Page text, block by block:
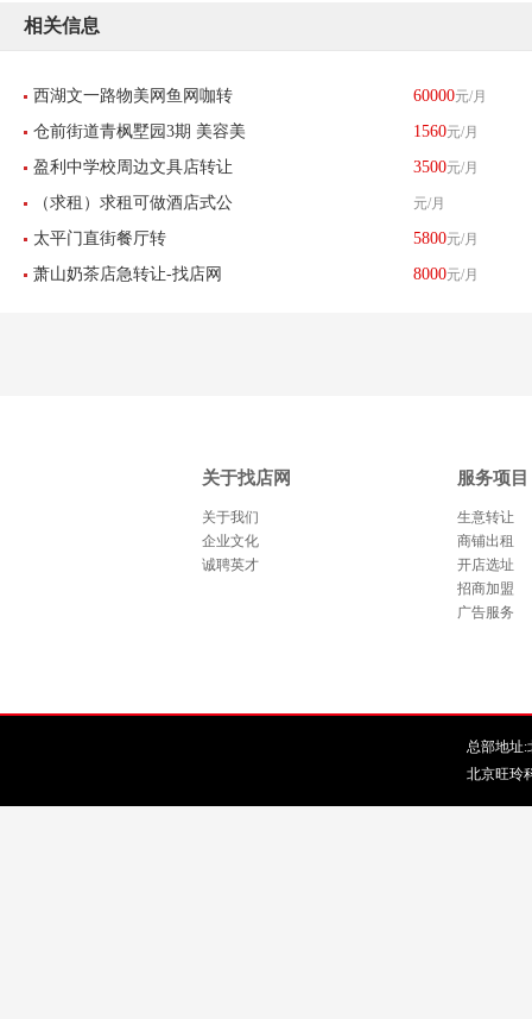
相关信息
西湖文一路物美网鱼网咖转
让-找店网重点推荐
60000元/月
仓前街道青枫墅园3期 美容美
发
1560元/月
盈利中学校周边文具店转让 3500元/月
（求租）求租可做酒店式公
寓物业
元/月
太平门直街餐厅转 5800元/月
萧山奶茶店急转让-找店网 8000元/月
关于找店网
关于我们
企业文化
诚聘英才
服务项目
生意转让
商铺出租
开店选址
招商加盟
广告服务
总部地址:
北京旺玲